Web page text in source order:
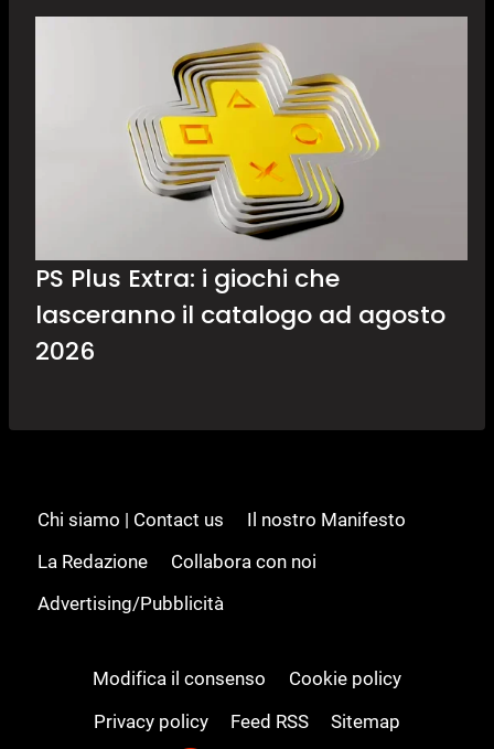
PS Plus Extra: i giochi che
lasceranno il catalogo ad agosto
2026
Chi siamo | Contact us
Il nostro Manifesto
La Redazione
Collabora con noi
Advertising/Pubblicità
Modifica il consenso
Cookie policy
Privacy policy
Feed RSS Sitemap